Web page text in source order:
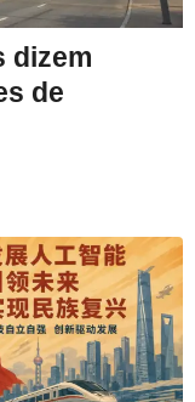
dizem
de